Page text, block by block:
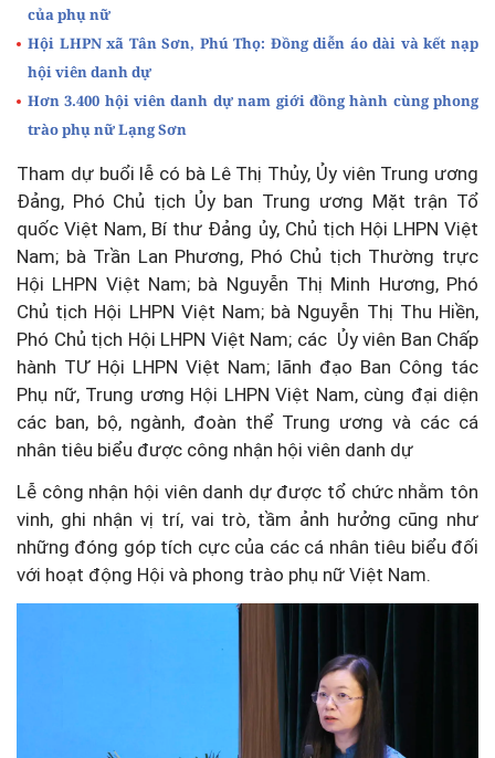
của phụ nữ
Hội LHPN xã Tân Sơn, Phú Thọ: Đồng diễn áo dài và kết nạp
hội viên danh dự
Hơn 3.400 hội viên danh dự nam giới đồng hành cùng phong
trào phụ nữ Lạng Sơn
Tham dự buổi lễ có bà Lê Thị Thủy, Ủy viên Trung ương
Đảng, Phó Chủ tịch Ủy ban Trung ương Mặt trận Tổ
quốc Việt Nam, Bí thư Đảng ủy, Chủ tịch Hội LHPN Việt
Nam; bà Trần Lan Phương, Phó Chủ tịch Thường trực
Hội LHPN Việt Nam; bà Nguyễn Thị Minh Hương, Phó
Chủ tịch Hội LHPN Việt Nam; bà Nguyễn Thị Thu Hiền,
Phó Chủ tịch Hội LHPN Việt Nam; các Ủy viên Ban Chấp
hành TƯ Hội LHPN Việt Nam; lãnh đạo Ban Công tác
Phụ nữ, Trung ương Hội LHPN Việt Nam, cùng đại diện
các ban, bộ, ngành, đoàn thể Trung ương và các cá
nhân tiêu biểu được công nhận hội viên danh dự
Lễ công nhận hội viên danh dự được tổ chức nhằm tôn
vinh, ghi nhận vị trí, vai trò, tầm ảnh hưởng cũng như
những đóng góp tích cực của các cá nhân tiêu biểu đối
với hoạt động Hội và phong trào phụ nữ Việt Nam.